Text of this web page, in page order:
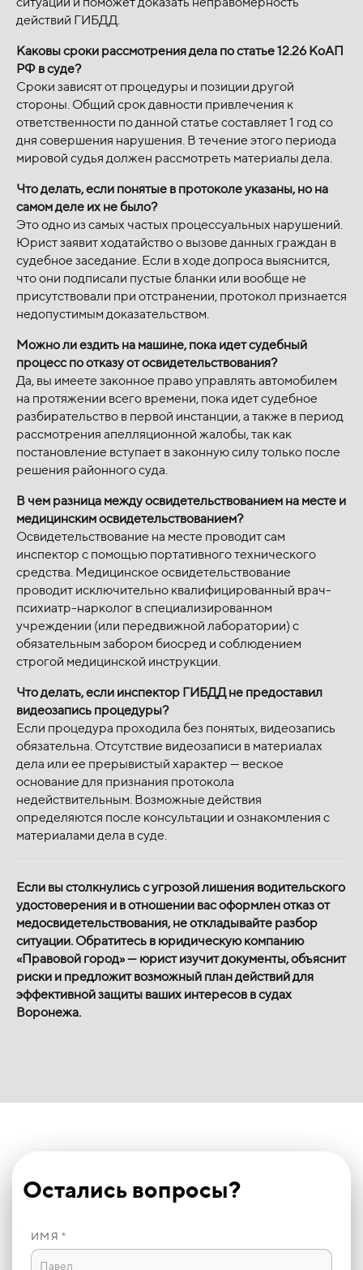
действий ГИБДД.
Каковы сроки рассмотрения дела по статье 12.26 КоАП
РФ в суде?
Сроки зависят от процедуры и позиции другой
стороны. Общий срок давности привлечения к
ответственности по данной статье составляет 1 год со
дня совершения нарушения. В течение этого периода
мировой судья должен рассмотреть материалы дела.
Что делать, если понятые в протоколе указаны, но на
самом деле их не было?
Это одно из самых частых процессуальных нарушений.
Юрист заявит ходатайство о вызове данных граждан в
судебное заседание. Если в ходе допроса выяснится,
что они подписали пустые бланки или вообще не
присутствовали при отстранении, протокол признается
недопустимым доказательством.
Можно ли ездить на машине, пока идет судебный
процесс по отказу от освидетельствования?
Да, вы имеете законное право управлять автомобилем
на протяжении всего времени, пока идет судебное
разбирательство в первой инстанции, а также в период
рассмотрения апелляционной жалобы, так как
постановление вступает в законную силу только после
решения районного суда.
В чем разница между освидетельствованием на месте и
медицинским освидетельствованием?
Освидетельствование на месте проводит сам
инспектор с помощью портативного технического
средства. Медицинское освидетельствование
проводит исключительно квалифицированный врач-
психиатр-нарколог в специализированном
учреждении (или передвижной лаборатории) с
обязательным забором биосред и соблюдением
строгой медицинской инструкции.
Что делать, если инспектор ГИБДД не предоставил
видеозапись процедуры?
Если процедура проходила без понятых, видеозапись
обязательна. Отсутствие видеозаписи в материалах
дела или ее прерывистый характер — веское
основание для признания протокола
недействительным. Возможные действия
определяются после консультации и ознакомления с
материалами дела в суде.
Если вы столкнулись с угрозой лишения водительского
удостоверения и в отношении вас оформлен отказ от
медосвидетельствования, не откладывайте разбор
ситуации. Обратитесь в юридическую компанию
«Правовой город» — юрист изучит документы, объяснит
риски и предложит возможный план действий для
эффективной защиты ваших интересов в судах
Воронежа.
Остались вопросы?
ИМЯ *